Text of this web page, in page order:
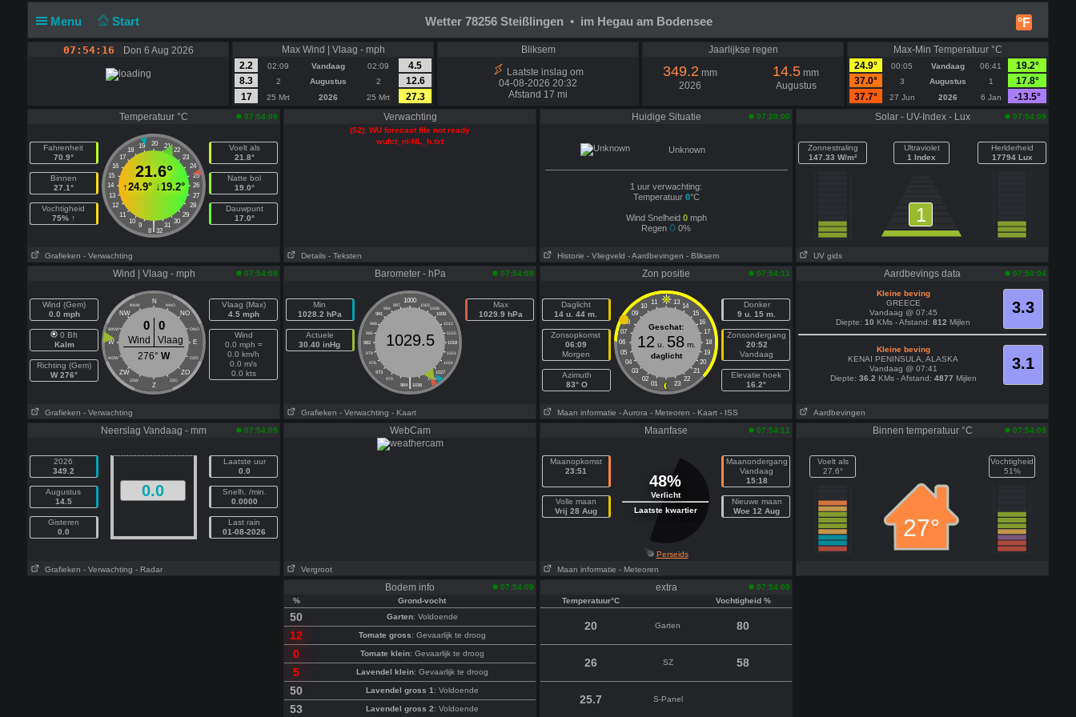
Menu Start °F
Wetter 78256 Steißlingen • im Hegau am Bodensee
07:54:16 Don 6 Aug 2026
Max Wind | Vlaag - mph
2.2
02:09 Vandaag 02:09
4.5
8.3
2 Augustus 2
12.6
17
25 Mrt 2026 25 Mrt 27.3
Bliksem
Laatste inslag om
04-08-2026 20:32
Afstand 17 mi
Jaarlijkse regen
349.2 mm
2026
14.5 mm
Augustus
Max-Min Temperatuur °C
24.9°
00:05 Vandaag 06:41
19.2°
37.0°
3 Augustus 1
17.8°
37.7°
27 Jun 2026 6 Jan
-13.5°
Temperatuur °C
07:54:09
Fahrenheit
70.9°
Binnen
27.1°
Vochtigheid
75% ↑
20
19 21
18
22
17
23
16
24
15
25
14
26
13
27
12
28
11
29
10
30
9 31
|
8 32
21.6°
↑24.9° ↓19.2°
Voelt als
21.8°
Natte bol
19.0°
Dauwpunt
17.0°
Grafieken - Verwachting
Verwachting
(52): WU forecast file not ready
wufct_nl-NL_h.txt
Details - Teksten
Huidige Situatie 07:20:00
Unknown
1 uur verwachting:
Temperatuur 0°C
Wind Snelheid 0mph
Regen
0%
Historie - Vliegveld - Aardbevingen - Bliksem
Solar - UV-Index - Lux 07:54:09
Zonnestraling
147.33 W/m²
Ultraviolet
1 Index
1
Herlderheid
17794 Lux
UV gids
Wind | Vlaag - mph 07:54:09
Wind (Gem)
0.0 mph
0 Bft
Kalm
Richting (Gem)
W 276°
N
NNW NNO
NW NO
WNW ONO
W E
WZW OZO
ZW ZO
ZZW ZZO
Z
0 0
Wind
Vlaag
276° W
Vlaag (Max)
4.5 mph
Wind
0.0 mph =
0.0 km/h
0.0 m/s
0.0 kts
Grafieken - Verwachting
Barometer - hPa 07:54:09
Min
1028.2 hPa
Actuele
30.40 inHg
1000
997 1003
994
1006
991
1009
988
1012
985
1015
982
1018
979
1021
976
1024
973
1027
970
1030
|
964 1036
1029.5
Max
1029.9 hPa
Grafieken - Verwachting - Kaart
Zon positie 07:54:11
Daglicht
14 u. 44 m.
Zonsopkomst
06:09
Morgen
Azimuth
83° O
11 13
10
14
09
15
08
16
07
17
06
18
05
19
04
20
03
21
02
22
01 23
Geschat:
12 u. 58m.
daglicht
Donker
9 u. 15 m.
Zonsondergang
20:52
Vandaag
Elevatie hoek
16.2°
Maan informatie - Aurora - Meteoren - Kaart - ISS
Aardbevings data 07:50:04
3.3
Kleine beving
GREECE
Vandaag @ 07:45
Diepte: 10 KMs - Afstand: 812 Mijlen
3.1
Kleine beving
KENAI PENINSULA, ALASKA
Vandaag @ 07:41
Diepte: 36.2 KMs - Afstand: 4877 Mijlen
Aardbevingen
Neerslag Vandaag - mm 07:54:09
2026
349.2
Augustus
14.5
Gisteren
0.0
0.0
Laatste uur
0.0
Snelh. /min.
0.0000
Last rain
01-08-2026
Grafieken - Verwachting - Radar
WebCam
Vergroot
Maanfase 07:54:11
Maanopkomst
23:51
Volle maan
Vrij 28 Aug
48%
Verlicht
Laatste kwartier
Maanondergang
Vandaag
15:18
Nieuwe maan
Woe 12 Aug
Perseids
Maan informatie - Meteoren
Binnen temperatuur °C 07:54:09
Voelt als
27.6°
27°
Vochtigheid
51%
Bodem info
07:54:09
%
Grond-vocht
50 Garten: Voldoende
12 Tomate gross: Gevaarlijk te droog
0 Tomate klein: Gevaarlijk te droog
5 Lavendel klein: Gevaarlijk te droog
50 Lavendel gross 1 : Voldoende
53 Lavendel gross 2: Voldoende
extra
07:54:09
Temperatuur°C
Vochtigheid %
20 Garten 80
26 SZ 58
25.7 S-Panel